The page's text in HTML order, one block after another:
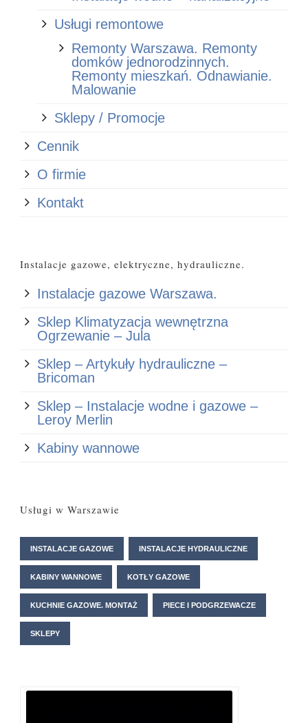
Usługi remontowe
Remonty Warszawa. Remonty
domków jednorodzinnych.
Remonty mieszkań. Odnawianie.
Malowanie
Sklepy / Promocje
Cennik
O firmie
Kontakt
Instalacje gazowe, elektryczne, hydrauliczne.
Instalacje gazowe Warszawa.
Sklep Klimatyzacja wewnętrzna
Ogrzewanie – Jula
Sklep – Artykuły hydrauliczne –
Bricoman
Sklep – Instalacje wodne i gazowe –
Leroy Merlin
Kabiny wannowe
Usługi w Warszawie
INSTALACJE GAZOWE INSTALACJE HYDRAULICZNE
KABINY WANNOWE KOTŁY GAZOWE
KUCHNIE GAZOWE. MONTAŻ PIECE I PODGRZEWACZE
SKLEPY